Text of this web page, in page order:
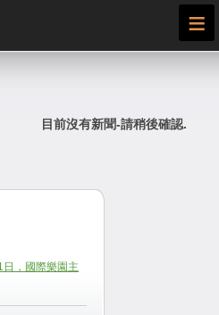
≡
目前沒有新聞-請稍後確認.
，國際樂園主